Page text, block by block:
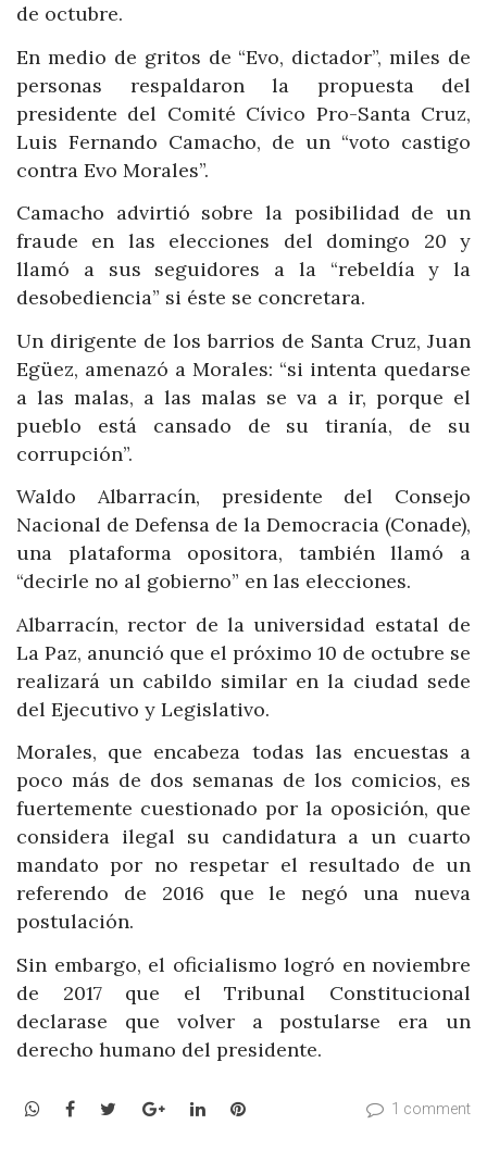
de octubre.
En medio de gritos de “Evo, dictador”, miles de
personas respaldaron la propuesta del
presidente del Comité Cívico Pro-Santa Cruz,
Luis Fernando Camacho, de un “voto castigo
contra Evo Morales”.
Camacho advirtió sobre la posibilidad de un
fraude en las elecciones del domingo 20 y
llamó a sus seguidores a la “rebeldía y la
desobediencia” si éste se concretara.
Un dirigente de los barrios de Santa Cruz, Juan
Egüez, amenazó a Morales: “si intenta quedarse
a las malas, a las malas se va a ir, porque el
pueblo está cansado de su tiranía, de su
corrupción”.
Waldo Albarracín, presidente del Consejo
Nacional de Defensa de la Democracia (Conade),
una plataforma opositora, también llamó a
“decirle no al gobierno” en las elecciones.
Albarracín, rector de la universidad estatal de
La Paz, anunció que el próximo 10 de octubre se
realizará un cabildo similar en la ciudad sede
del Ejecutivo y Legislativo.
Morales, que encabeza todas las encuestas a
poco más de dos semanas de los comicios, es
fuertemente cuestionado por la oposición, que
considera ilegal su candidatura a un cuarto
mandato por no respetar el resultado de un
referendo de 2016 que le negó una nueva
postulación.
Sin embargo, el oficialismo logró en noviembre
de 2017 que el Tribunal Constitucional
declarase que volver a postularse era un
derecho humano del presidente.
WhatsApp
Facebook
TwitterGoogle+LinkedInPinterest 1 comment